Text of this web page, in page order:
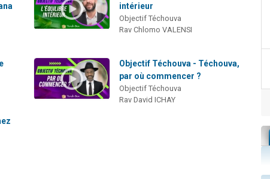
intérieur
Objectif Téchouva
Rav Chlomo VALENSI
Objectif Téchouva - Téchouva,
par où commencer ?
Objectif Téchouva
Rav David ICHAY